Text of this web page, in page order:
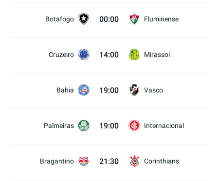
Botafogo 00:00 Fluminense
Cruzeiro 14:00 Mirassol
Bahia 19:00 Vasco
Palmeiras 19:00 Internacional
Bragantino 21:30 Corinthians